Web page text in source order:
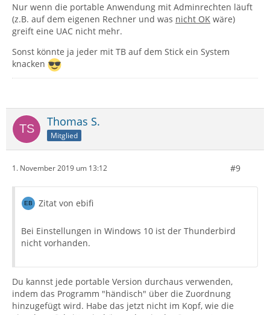
Nur wenn die portable Anwendung mit Adminrechten läuft
(z.B. auf dem eigenen Rechner und was nicht OK wäre)
greift eine UAC nicht mehr.
Sonst könnte ja jeder mit TB auf dem Stick ein System
knacken
Thomas S.
Mitglied
1. November 2019 um 13:12 #9
Zitat von ebifi
Bei Einstellungen in Windows 10 ist der Thunderbird
nicht vorhanden.
Du kannst jede portable Version durchaus verwenden,
indem das Programm "händisch" über die Zuordnung
hinzugefügt wird. Habe das jetzt nicht im Kopf, wie die